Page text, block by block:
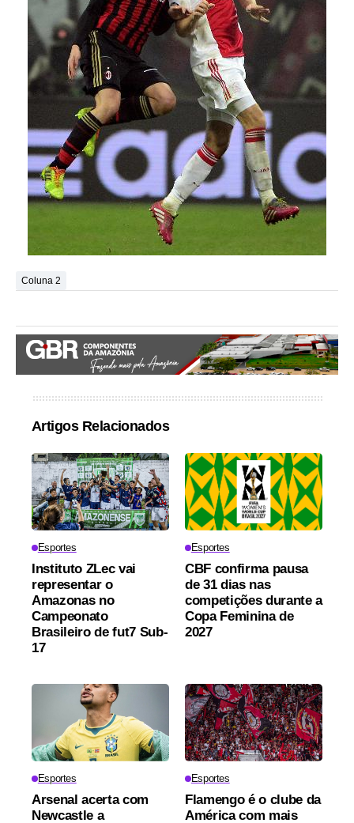
Coluna 2
Artigos Relacionados
Esportes
Instituto ZLec vai
representar o
Amazonas no
Campeonato
Brasileiro de fut7 Sub-
17
Esportes
CBF confirma pausa
de 31 dias nas
competições durante a
Copa Feminina de
2027
Esportes
Arsenal acerta com
Newcastle a
Esportes
Flamengo é o clube da
América com mais